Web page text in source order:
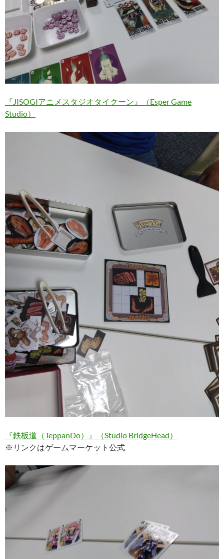
『JISOGIアニメスタジオタイクーン』（Esper Game
Studio）
『鉄板道（TeppanDo）』（Studio BridgeHead）
※リンクはゲームマーケット公式